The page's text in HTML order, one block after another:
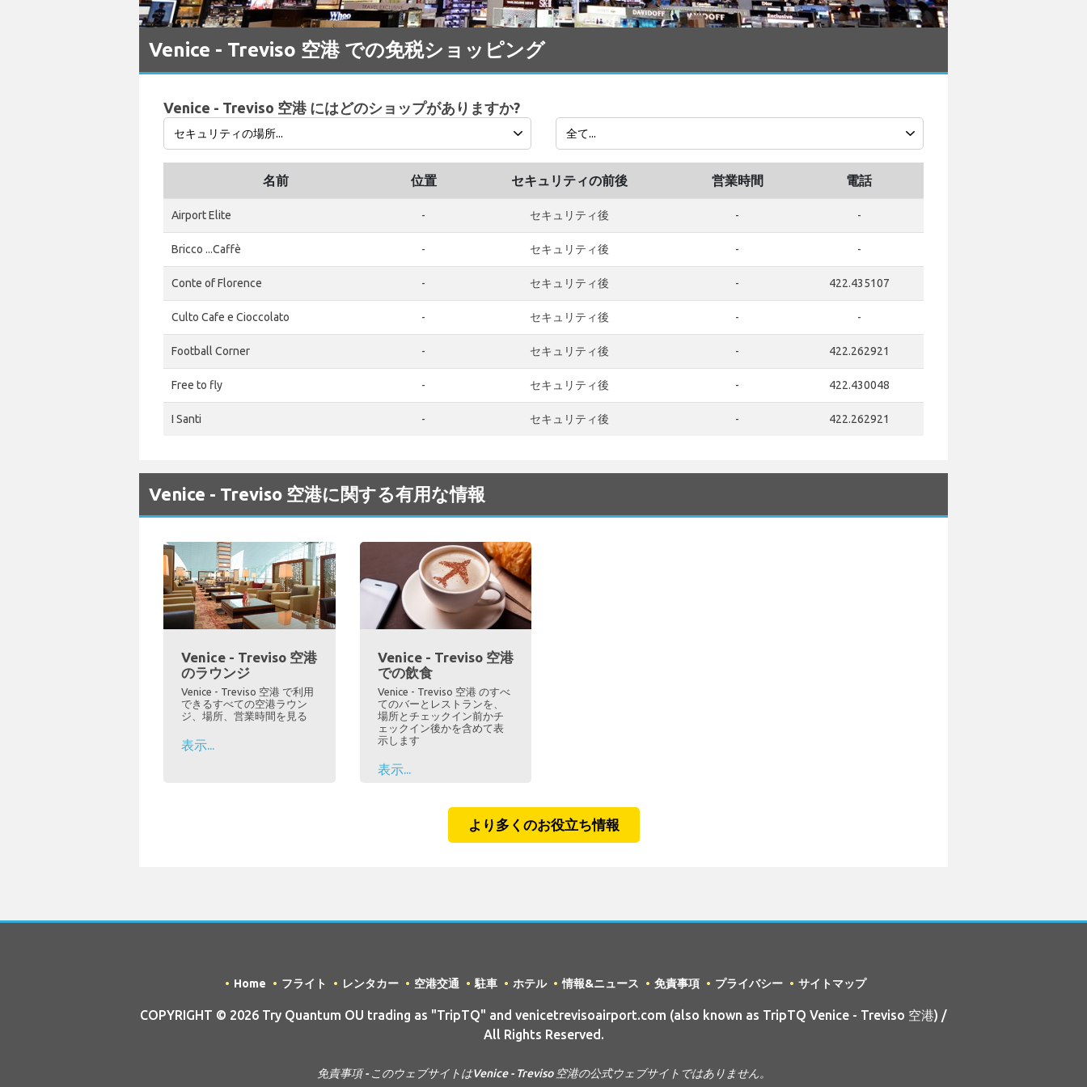
Venice - Treviso 空港 での免税ショッピング
Venice - Treviso 空港 にはどのショップがありますか?
名前 位置 セキュリティの前後 営業時間 電話
Airport Elite - セキュリティ後 - -
Bricco ...Caffè - セキュリティ後 - -
Conte of Florence - セキュリティ後 - 422.435107
Culto Cafe e Cioccolato - セキュリティ後 - -
Football Corner - セキュリティ後 - 422.262921
Free to fly - セキュリティ後 - 422.430048
I Santi - セキュリティ後 - 422.262921
Venice - Treviso 空港に関する有用な情報
Venice - Treviso 空港
のラウンジ
Venice - Treviso 空港 で利用
できるすべての空港ラウン
ジ、場所、営業時間を見る
表示...
Venice - Treviso 空港
での飲食
Venice - Treviso 空港 のすべ
てのバーとレストランを、
場所とチェックイン前かチ
ェックイン後かを含めて表
示します
表示...
より多くのお役立ち情報
Home フライト レンタカー 空港交通 駐車 ホテル 情報&ニュース 免責事項 プライバシー サイトマップ
COPYRIGHT © 2026 Try Quantum OU trading as "TripTQ" and venicetrevisoairport.com (also known as TripTQ Venice - Treviso 空港) /
All Rights Reserved.
免責事項 - このウェブサイトはVenice - Treviso 空港の公式ウェブサイトではありません。